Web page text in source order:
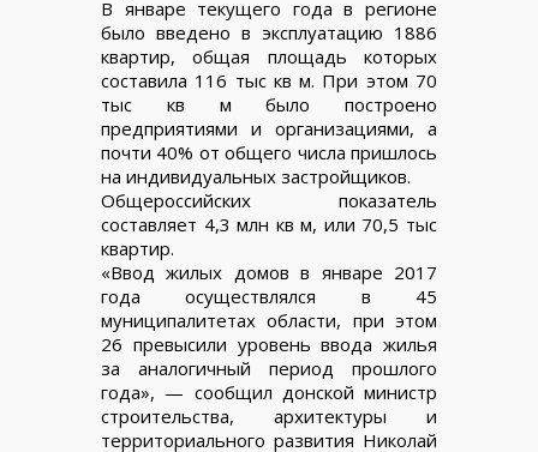
В январе текущего года в регионе
было введено в эксплуатацию 1886
квартир, общая площадь которых
составила 116 тыс кв м. При этом 70
тыс кв м было построено
предприятиями и организациями, а
почти 40% от общего числа пришлось
на индивидуальных застройщиков.
Общероссийских показатель
составляет 4,3 млн кв м, или 70,5 тыс
квартир.
«Ввод жилых домов в январе 2017
года осуществлялся в 45
муниципалитетах области, при этом
26 превысили уровень ввода жилья
за аналогичный период прошлого
года», — сообщил донской министр
строительства, архитектуры и
территориального развития Николай